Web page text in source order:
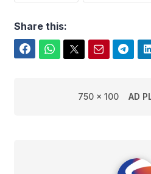
Share this:
750 x 100 AD